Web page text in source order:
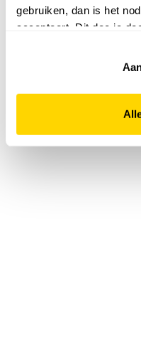
gebruiken, dan is het
accepteert. Dit doe je
website niet optimaal